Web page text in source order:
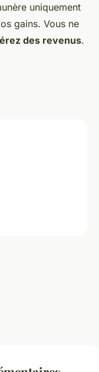
uniquement
gains. Vous ne
des revenus.